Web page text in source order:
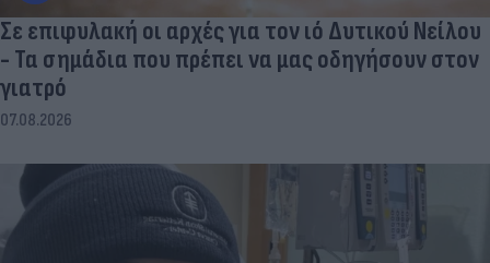
Σε επιφυλακή οι αρχές για τον ιό Δυτικού Νείλου
- Τα σημάδια που πρέπει να μας οδηγήσουν στον
γιατρό
07.08.2026